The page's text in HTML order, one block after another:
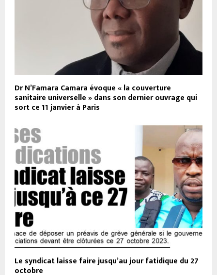
Dr N’Famara Camara évoque « la couverture
sanitaire universelle » dans son dernier ouvrage qui
sort ce 11 janvier à Paris
Le syndicat laisse faire jusqu’au jour fatidique du 27
octobre